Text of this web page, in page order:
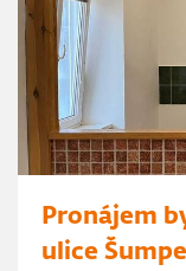
Pronájem
ulice